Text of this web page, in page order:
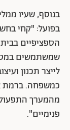
בנוסף, שעיו
בפועל: "קחי
הספציפיים
שמשתמשים
לייצר תכנון
כמשפחה. ברמת
מהמערך
פנימיים".